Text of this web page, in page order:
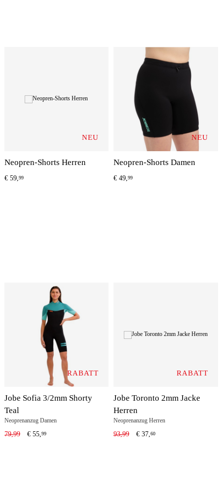
NEU
Neopren-Shorts Herren
€ 59,99
NEU
Neopren-Shorts Damen
€ 49,99
RABATT
Jobe Sofia 3/2mm Shorty
Teal
Neoprenanzug Damen
79,99 € 55,99
RABATT
Jobe Toronto 2mm Jacke
Herren
Neoprenanzug Herren
93,99 € 37,60